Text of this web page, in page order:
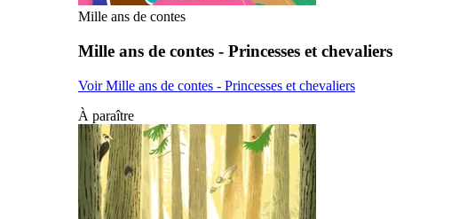
Mille ans de contes
Mille ans de contes - Princesses et chevaliers
Voir Mille ans de contes - Princesses et chevaliers
À paraître